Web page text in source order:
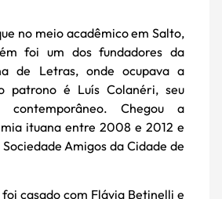
no meio acadêmico em Salto,
foi um dos fundadores da
de Letras, onde ocupava a
patrono é Luís Colanéri, seu
contemporâneo. Chegou a
ituana entre 2008 e 2012 e
Amigos da Cidade de
foi casado com Flávia Betinelli e